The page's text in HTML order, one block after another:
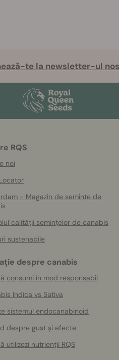
te la newsletter-ul
RQS
noi
- Magazin de semințe de
calității semințelor de canabis
sustenabile
despre canabis
consumi în mod responsabil
Indica vs Sativa
sistemul endocanabinoid
despre gust și efecte
utilizezi nutrienții RQS